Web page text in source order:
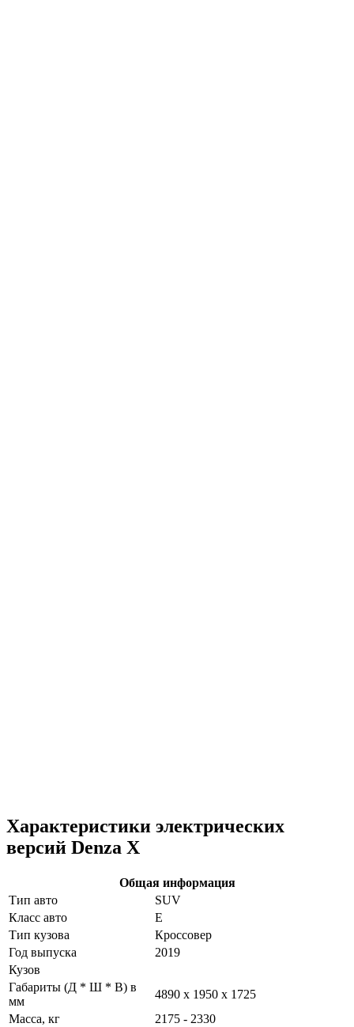
Характеристики электрических
версий Denza X
Общая информация
Тип авто
SUV
Класс авто
E
Тип кузова
Кроссовер
Год выпуска
2019
Кузов
Габариты (Д * Ш * В) в
мм
4890 x 1950 x 1725
Масса, кг
2175 - 2330